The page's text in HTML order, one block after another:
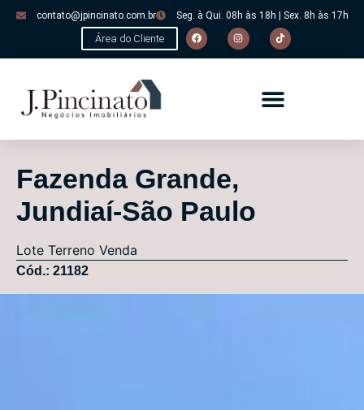
contato@jpincinato.com.br Seg. à Qui. 08h às 18h | Sex. 8h às 17h
Área do Cliente
Fazenda Grande,
Jundiaí-São Paulo
Lote Terreno Venda
Cód.: 21182